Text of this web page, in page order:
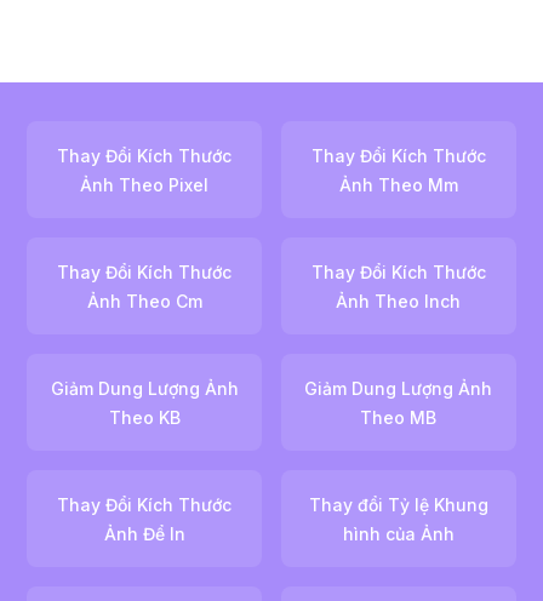
Thay Đổi Kích Thước
Ảnh Theo Pixel
Thay Đổi Kích Thước
Ảnh Theo Mm
Thay Đổi Kích Thước
Ảnh Theo Cm
Thay Đổi Kích Thước
Ảnh Theo Inch
Giảm Dung Lượng Ảnh
Theo KB
Giảm Dung Lượng Ảnh
Theo MB
Thay Đổi Kích Thước
Ảnh Để In
Thay đổi Tỷ lệ Khung
hình của Ảnh